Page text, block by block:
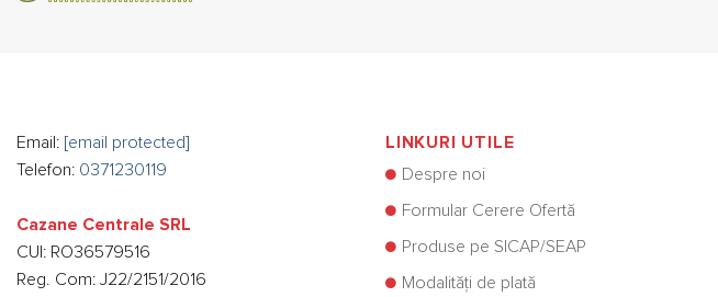
Email: [email protected]
Telefon: 0371230119
Cazane Centrale SRL
CUI: RO36579516
Reg. Com: J22/2151/2016
LINKURI UTILE
Despre noi
Formular Cerere Ofertă
Produse pe SICAP/SEAP
Modalități de plată